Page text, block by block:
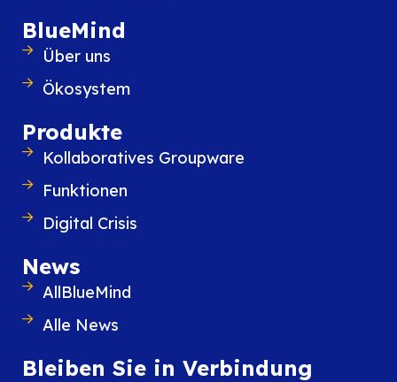
BlueMind
Über uns
Ökosystem
Produkte
Kollaboratives Groupware
Funktionen
Digital Crisis
News
AllBlueMind
Alle News
Bleiben Sie in Verbindung